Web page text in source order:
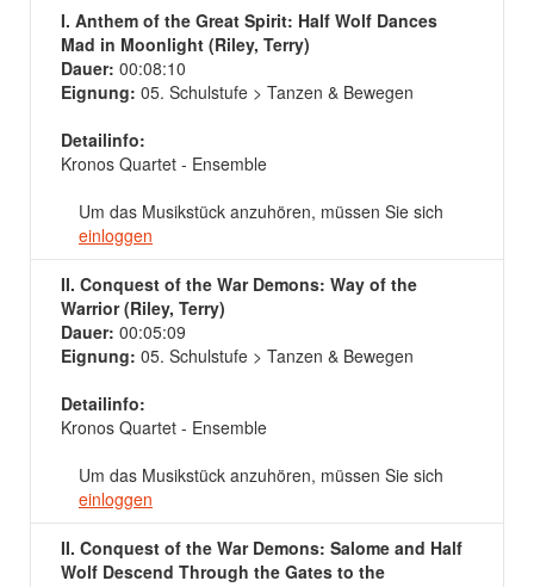
I. Anthem of the Great Spirit: Half Wolf Dances
Mad in Moonlight (Riley, Terry)
Dauer: 00:08:10
Eignung: 05. Schulstufe > Tanzen & Bewegen
Detailinfo:
Kronos Quartet - Ensemble
Um das Musikstück anzuhören, müssen Sie sich
einloggen
II. Conquest of the War Demons: Way of the
Warrior (Riley, Terry)
Dauer: 00:05:09
Eignung: 05. Schulstufe > Tanzen & Bewegen
Detailinfo:
Kronos Quartet - Ensemble
Um das Musikstück anzuhören, müssen Sie sich
einloggen
II. Conquest of the War Demons: Salome and Half
Wolf Descend Through the Gates to the